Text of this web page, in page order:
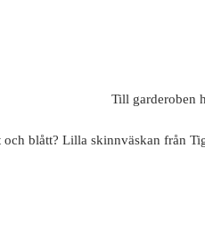
Till garderoben
blått? Lilla skinnväskan från